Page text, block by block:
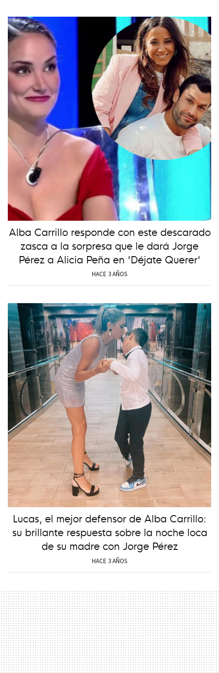
Alba Carrillo responde con este descarado
zasca a la sorpresa que le dará Jorge
Pérez a Alicia Peña en 'Déjate Querer'
HACE 3 AÑOS
Lucas, el mejor defensor de Alba Carrillo:
su brillante respuesta sobre la noche loca
de su madre con Jorge Pérez
HACE 3 AÑOS